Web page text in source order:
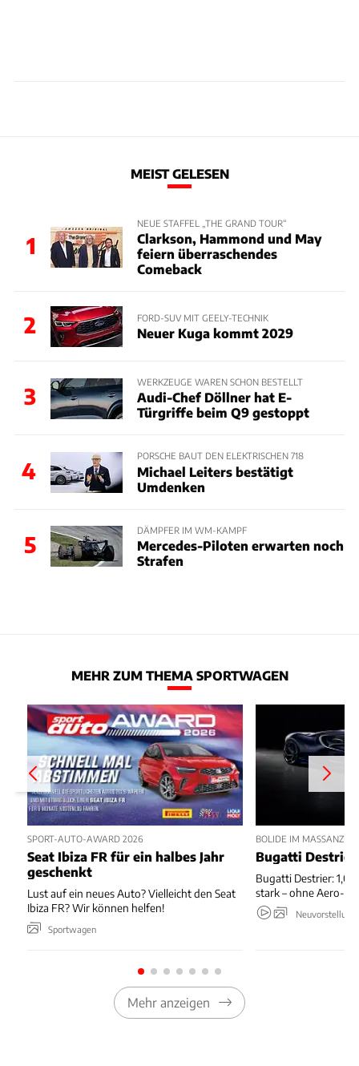
MEIST GELESEN
1
NEUE STAFFEL „THE GRAND TOUR“
Clarkson, Hammond und May
feiern überraschendes
Comeback
2 FORD-SUV MIT GEELY-TECHNIK
Neuer Kuga kommt 2029
3
WERKZEUGE WAREN SCHON BESTELLT
Audi-Chef Döllner hat E-
Türgriffe beim Q9 gestoppt
4
PORSCHE BAUT DEN ELEKTRISCHEN 718
Michael Leiters bestätigt
Umdenken
5
DÄMPFER IM WM-KAMPF
Mercedes-Piloten erwarten noch
Strafen
MEHR ZUM THEMA SPORTWAGEN
SPORT-AUTO-AWARD 2026
Seat Ibiza FR für ein halbes Jahr
geschenkt
Lust auf ein neues Auto? Vielleicht den Seat
Ibiza FR? Wir können helfen!
Sportwagen
BOLIDE IM MASSANZUG
Bugatti
Bugatti Destrier: 1,00
stark – ohne Aero-
Mehr anzeigen